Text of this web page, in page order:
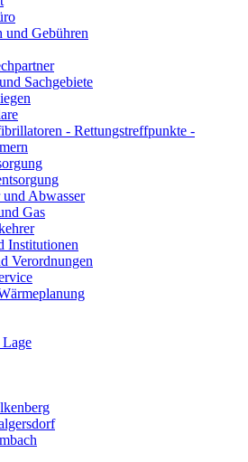
und Gebühren
Sachgebiete
- Rettungstreffpunkte -
und Abwasser
Gas
Institutionen
Verordnungen
Lage